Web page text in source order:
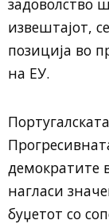
задоволство
извештајот,
позиција во
на ЕУ.
демократите
нагласи
буџетот со